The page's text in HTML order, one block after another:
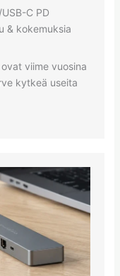
C PD
& kokemuksia
viime vuosina
kytkeä useita